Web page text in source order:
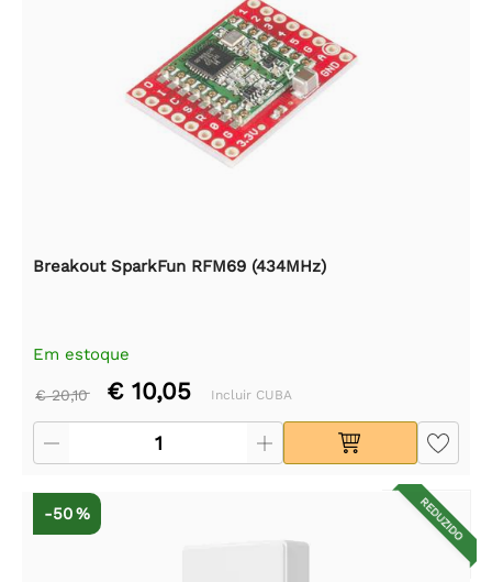
Breakout SparkFun RFM69 (434MHz)
Em estoque
€ 20,10 € 10,05 Incluir CUBA
REDUZIDO
-50 %